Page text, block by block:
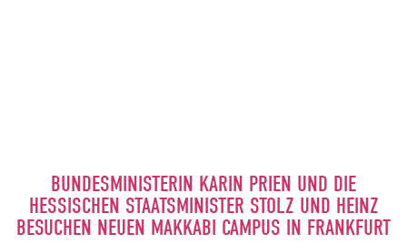
BUNDESMINISTERIN KARIN PRIEN UND DIE
HESSISCHEN STAATSMINISTER STOLZ UND HEINZ
BESUCHEN NEUEN MAKKABI CAMPUS IN FRANKFURT